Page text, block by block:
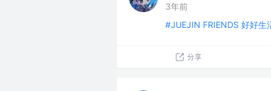
3年前
#JUEJIN FRIENDS 好好生
分享